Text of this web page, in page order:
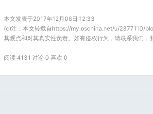
本文发表于2017年12月06日 12:33
(c)注：本文转载自https://my.oschina.net/u/2377110/
其观点和对其真实性负责。如有侵权行为，请联系我们，
阅读 4131 讨论 0 喜欢 0